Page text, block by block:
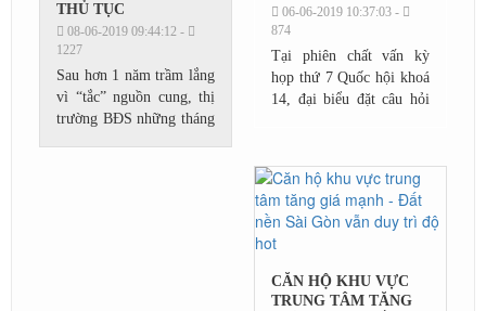
THỦ TỤC
08-06-2019 09:44:12 -
1227
Sau hơn 1 năm trầm lắng
vì “tắc” nguồn cung, thị
trường BĐS những tháng
06-06-2019 10:37:03 -
874
Tại phiên chất vấn kỳ
họp thứ 7 Quốc hội khoá
14, đại biểu đặt câu hỏi
với thu nhập bình quân
người...
CĂN HỘ KHU VỰC
TRUNG TÂM TĂNG